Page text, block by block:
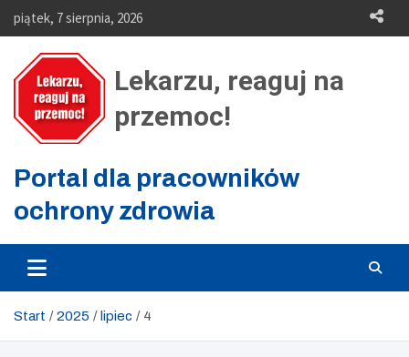
piątek, 7 sierpnia, 2026
Lekarzu, reaguj na
przemoc!
Portal dla pracowników
ochrony zdrowia
Start 2025 lipiec 4